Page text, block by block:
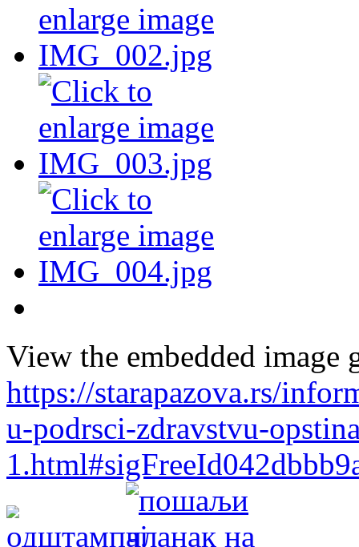
View the embedded image
https://starapazova.rs/
u-podrsci-zdravstvu-